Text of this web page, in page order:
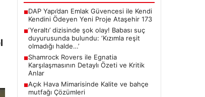
■DAP Yapı’dan Emlak Güvencesi ile Kendi
Kendini Ödeyen Yeni Proje Ataşehir 173
■‘Yeraltı’ dizisinde şok olay! Babası suç
duyurusunda bulundu: ‘Kızımla reşit
olmadığı halde…’
■Shamrock Rovers ile Egnatia
Karşılaşmasının Detaylı Özeti ve Kritik
Anlar
■Açık Hava Mimarisinde Kalite ve bahçe
mutfağı Çözümleri